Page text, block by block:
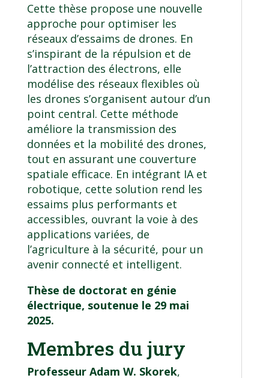
Cette thèse propose une nouvelle
approche pour optimiser les
réseaux d’essaims de drones. En
s’inspirant de la répulsion et de
l’attraction des électrons, elle
modélise des réseaux flexibles où
les drones s’organisent autour d’un
point central. Cette méthode
améliore la transmission des
données et la mobilité des drones,
tout en assurant une couverture
spatiale efficace. En intégrant IA et
robotique, cette solution rend les
essaims plus performants et
accessibles, ouvrant la voie à des
applications variées, de
l’agriculture à la sécurité, pour un
avenir connecté et intelligent.
Thèse de doctorat en génie
électrique, soutenue le 29 mai
2025.
Membres du jury
Professeur Adam W. Skorek,